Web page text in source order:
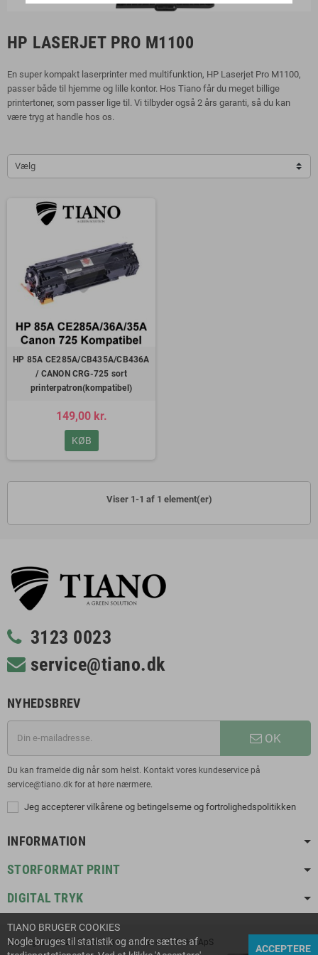
HP LASERJET PRO M1100
En super kompakt laserprinter med multifunktion, HP Laserjet Pro M1100,
passer både til hjemme og lille kontor. Hos Tiano får du meget billige
printertoner, som passer lige til. Vi tilbyder også 2 års garanti, så du kan
være tryg at handle hos os.
Vælg
HP 85A CE285A/CB435A/CB436A
/ CANON CRG-725 sort
printerpatron(kompatibel)
149,00 kr.
KØB
Viser 1-1 af 1 element(er)
3123 0023
service@tiano.dk
NYHEDSBREV
OK
Du kan framelde dig når som helst. Kontakt vores kundeservice på
service@tiano.dk for at høre nærmere.
Jeg accepterer vilkårene og betingelserne og fortrolighedspolitikken
INFORMATION
STORFORMAT PRINT
DIGITAL TRYK
Copyright © 2021 TIANO ApS | en del af TriColor ApS
TIANO BRUGER COOKIES
Nogle bruges til statistik og andre sættes af
ACCEPTERE